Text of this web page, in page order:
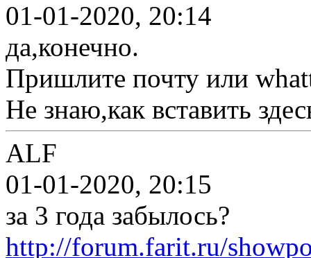
01-01-2020, 20:14
да,конечно.
Пришлите почту или
Не знаю,как вставить
ALF
01-01-2020, 20:15
за 3 года забылось?
http://forum.farit.ru/